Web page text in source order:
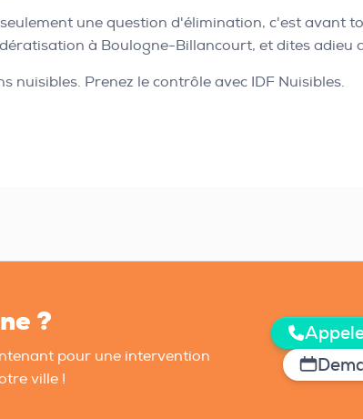
une question d'élimination, c'est avant
à Boulogne-Billancourt, et dites adieu
nuisibles. Prenez le contrôle avec IDF Nuisibles.
?
pour une intervention
ville !